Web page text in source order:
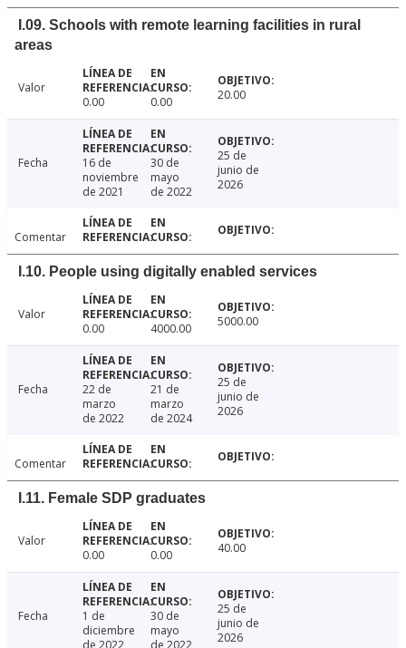
I.09. Schools with remote learning facilities in rural
areas
Valor
0.00
0.00 20.00
Fecha
16 de
noviembre
de 2021
30 de
mayo
de 2022
25 de
junio de
2026
Comentar
I.10. People using digitally enabled services
Valor
0.00
4000.00 5000.00
Fecha
22 de
marzo
de 2022
21 de
marzo
de 2024
25 de
junio de
2026
Comentar
I.11. Female SDP graduates
Valor
0.00
0.00 40.00
Fecha
1 de
diciembre
30 de
mayo
25 de
junio de
2026